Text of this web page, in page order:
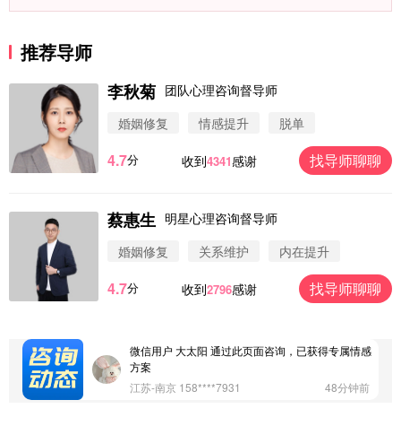
推荐导师
李秋菊 团队心理咨询督导师
婚姻修复
情感提升 脱单
4.7分 收到4341感谢 找导师聊聊
蔡惠生 明星心理咨询督导师
婚姻修复
关系维护 内在提升
4.7分 收到2796感谢 找导师聊聊
微信用户 圆圈 通过此页面咨询，已获得专属情感方
案
微信用户 Vnno 通过此页面咨询，已获得专属情感方
微信用户 大太阳 通过此页面咨询，已获得专属情感
方案
江苏-南京 158****7931
48分钟前